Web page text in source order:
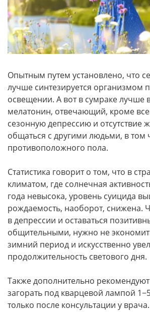
Опытным путем установлено, что
лучше синтезируется организмом
освещении. А вот в сумраке лучше
мелатонин, отвечающий, кроме
сезонную депрессию и отсутствие
общаться с другими людьми, в том
противоположного пола.
Статистика говорит о том, что в
климатом, где солнечная
года невысока, уровень суицида
рождаемость, наоборот, снижена.
в депрессии и оставаться
общительными, нужно не
зимний период и искусственно
продолжительность светового дня.
Также дополнительно
загорать под кварцевой лампой
только после консультации у